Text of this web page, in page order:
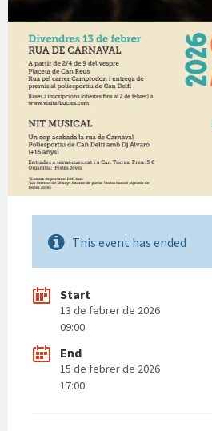
This event has ended
Start
13 de febrer de 2026
09:00
End
15 de febrer de 2026
17:00